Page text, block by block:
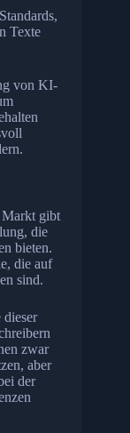
Texte
von KI-
Markt gibt
die
bieten.
die auf
sind.
zwar
aber
der